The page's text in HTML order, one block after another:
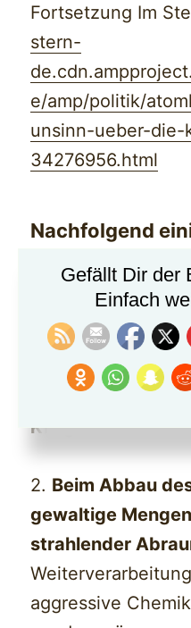
Fortsetzung Im
stern-
e/amp/politik/
unsinn-ueber-die-
34276956.html
Nachfolgend
URANABBAU
1.Ein Kilogramm
viel Strom wie
Steinkohle oder
Kilogramm Gas
2. Beim Abbau
gewaltige
strahlender
aggressive
Gefällt Dir der
Einfach